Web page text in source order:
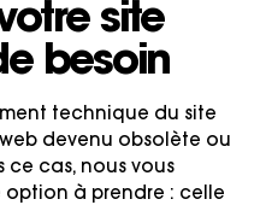
site
besoin
technique du site
devenu obsolète ou
ce cas, nous vous
option à prendre : celle